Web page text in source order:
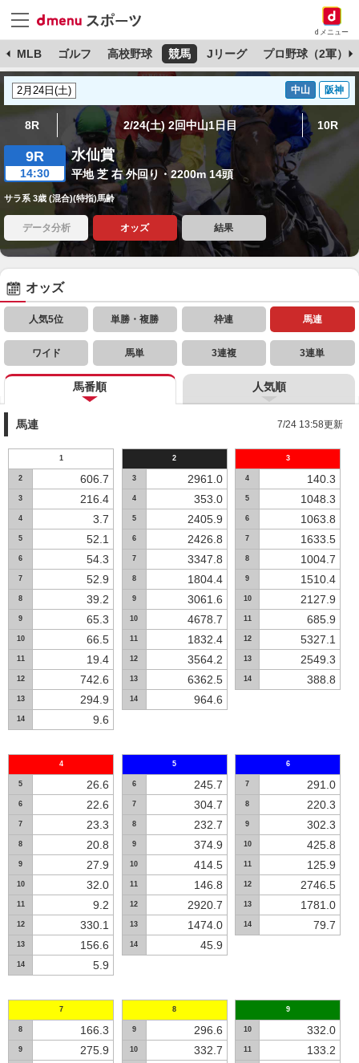
dメニュー
MLB ゴルフ 高校野球 競馬 Jリーグ プロ野球（2軍）
中山 阪神
8R 2/24(土) 2回中山1日目 10R
9R
14:30
水仙賞
平地 芝 右 外回り・2200m 14頭
サラ系 3歳 (混合)(特指)馬齢
データ分析 オッズ 結果
オッズ
人気5位 単勝・複勝 枠連 馬連
ワイド 馬単 3連複 3連単
馬番順 人気順
馬連 7/24 13:58更新
1
2 606.7
3 216.4
4 3.7
5 52.1
6 54.3
7 52.9
8 39.2
9 65.3
10 66.5
11 19.4
12 742.6
13 294.9
14 9.6
2
3 2961.0
4 353.0
5 2405.9
6 2426.8
7 3347.8
8 1804.4
9 3061.6
10 4678.7
11 1832.4
12 3564.2
13 6362.5
14 964.6
3
4 140.3
5 1048.3
6 1063.8
7 1633.5
8 1004.7
9 1510.4
10 2127.9
11 685.9
12 5327.1
13 2549.3
14 388.8
4
5 26.6
6 22.6
7 23.3
8 20.8
9 27.9
10 32.0
11 9.2
12 330.1
13 156.6
14 5.9
5
6 245.7
7 304.7
8 232.7
9 374.9
10 414.5
11 146.8
12 2920.7
13 1474.0
14 45.9
6
7 291.0
8 220.3
9 302.3
10 425.8
11 125.9
12 2746.5
13 1781.0
14 79.7
7
8 166.3
9 275.9
8
9 296.6
10 332.7
9
10 332.0
11 133.2